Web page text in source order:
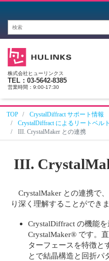
株式会社ヒューリンクス
TEL：03-5642-8385
営業時間：9:00-17:30
TOP
CrystalDiffract サポート情報
CrystalDiffract によるリートベル
III. CrystalMaker との連携
III.
CrystalMaker との連携で
り深く理解することができま
CrystalDiffract の機能
CrystalMaker® です。
ターフェースを特徴と
とで結晶構造と回折パ